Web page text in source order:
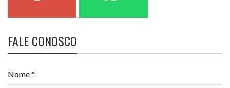
FALE CONOSCO
Nome *